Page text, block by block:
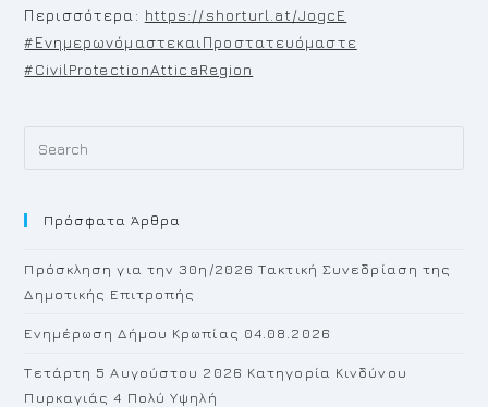
Περισσότερα: https://shorturl.at/JogcE
#ΕνημερωνόμαστεκαιΠροστατευόμαστε
#CivilProtectionAtticaRegion
Πρόσφατα Άρθρα
Πρόσκληση για την 30η/2026 Τακτική Συνεδρίαση της
Δημοτικής Επιτροπής
Ενημέρωση Δήμου Κρωπίας 04.08.2026
Τετάρτη 5 Αυγούστου 2026 Κατηγορία Κινδύνου
Πυρκαγιάς 4 Πολύ Υψηλή